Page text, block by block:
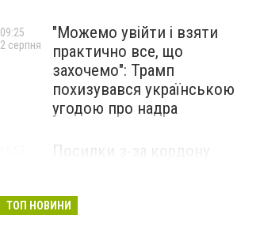
"Можемо увійти і взяти
практично все, що
захочемо": Трамп
похизувався українською
угодою про надра
09:25
2 серпня
Посилки з-за кордону
правила
ТОП НОВИНИ